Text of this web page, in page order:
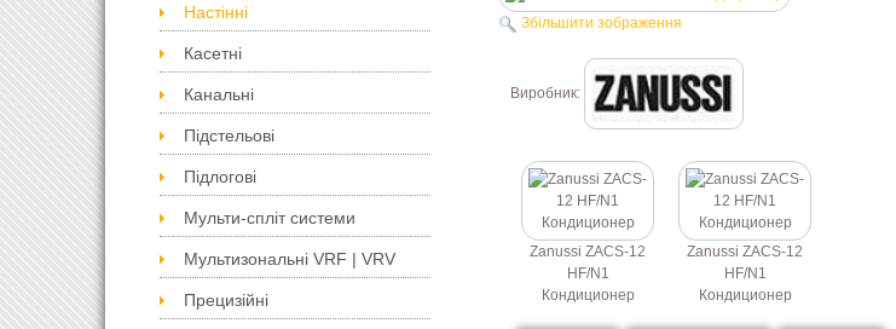
Настінні
Касетні
Канальні
Підстельові
Підлогові
Мульти-спліт системи
Мультизональні VRF | VRV
Прецизійні
Збільшити зображення
Виробник:
Zanussi ZACS-12
HF/N1
Кондиционер
Zanussi ZACS-12
HF/N1
Кондиционер